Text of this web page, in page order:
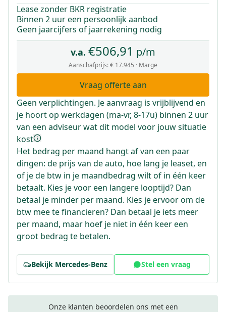
Lease zonder BKR registratie
Binnen 2 uur een persoonlijk aanbod
Geen jaarcijfers of jaarrekening nodig
v.a. €506,91 p/m
Aanschafprijs:€ 17.945 · Marge
Vraag offerte aan
Geen verplichtingen. Je aanvraag is vrijblijvend en
je hoort op werkdagen (ma-vr, 8-17u) binnen 2 uur
van een adviseur wat dit model voor jouw situatie
kost
Het bedrag per maand hangt af van een paar
dingen: de prijs van de auto, hoe lang je leaset, en
of je de btw in je maandbedrag wilt of in één keer
betaalt. Kies je voor een langere looptijd? Dan
betaal je minder per maand. Kies je ervoor om de
btw mee te financieren? Dan betaal je iets meer
per maand, maar hoef je niet in één keer een
groot bedrag te betalen.
Bekijk Mercedes-Benz Stel een vraag
Onze klanten beoordelen ons met een